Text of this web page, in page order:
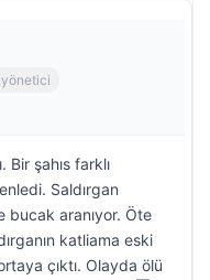
Bir şahıs farklı
Saldırgan
bucak aranıyor. Öte
katliama eski
çıktı. Olayda ölü